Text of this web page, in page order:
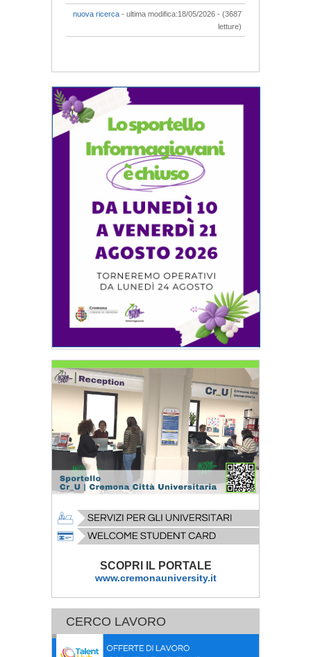
nuova ricerca - ultima modifica:18/05/2026 - (3687
letture)
SCOPRI IL PORTALE
www.cremonauniversity.it
CERCO LAVORO